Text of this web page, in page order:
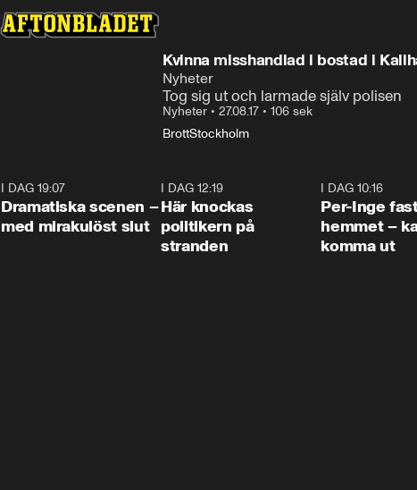
Kvinna misshandlad i bostad i
Nyheter
Tog sig ut och larmade själv polisen
Nyheter • 27.08.17 • 106 sek
BrottStockholm
I DAG 19:07
Dramatiska scenen –
med mirakulöst slut
I DAG 12:19
Här knockas
politikern på
stranden
I DAG 10:16
Per-Inge
hemmet –
komma ut